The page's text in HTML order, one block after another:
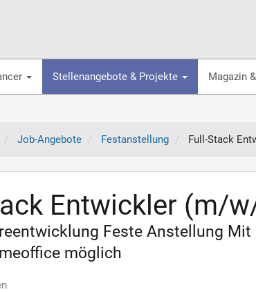
Stellenangebote & Projekte Magazin
Job-Angebote Festanstellung Full-Stack
Entwickler (m/
Feste Anstellung
möglich